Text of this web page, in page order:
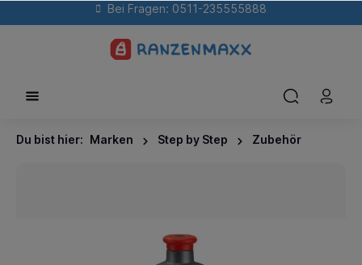
Bei Fragen: 0511-235555888
Du bist hier: Marken Step by Step Zubehör